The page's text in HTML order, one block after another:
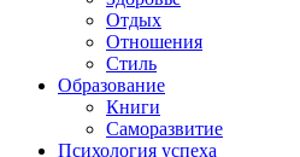
Отдых
Отношения
Стиль
Образование
Книги
Саморазвитие
Психология успеха